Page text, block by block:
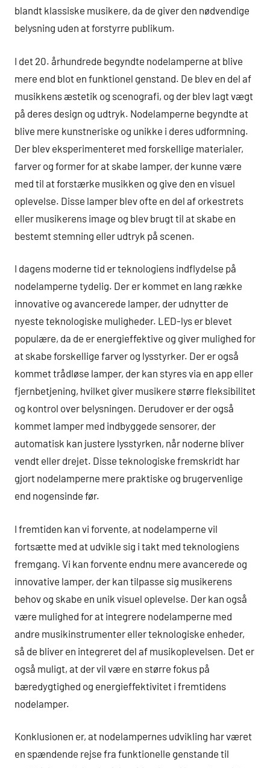
blandt klassiske musikere, da de giver den nødvendige
belysning uden at forstyrre publikum.
I det 20. århundrede begyndte nodelamperne at blive
mere end blot en funktionel genstand. De blev en del af
musikkens æstetik og scenografi, og der blev lagt vægt
på deres design og udtryk. Nodelamperne begyndte at
blive mere kunstneriske og unikke i deres udformning.
Der blev eksperimenteret med forskellige materialer,
farver og former for at skabe lamper, der kunne være
med til at forstærke musikken og give den en visuel
oplevelse. Disse lamper blev ofte en del af orkestrets
eller musikerens image og blev brugt til at skabe en
bestemt stemning eller udtryk på scenen.
I dagens moderne tid er teknologiens indflydelse på
nodelamperne tydelig. Der er kommet en lang række
innovative og avancerede lamper, der udnytter de
nyeste teknologiske muligheder. LED-lys er blevet
populære, da de er energieffektive og giver mulighed for
at skabe forskellige farver og lysstyrker. Der er også
kommet trådløse lamper, der kan styres via en app eller
fjernbetjening, hvilket giver musikere større fleksibilitet
og kontrol over belysningen. Derudover er der også
kommet lamper med indbyggede sensorer, der
automatisk kan justere lysstyrken, når noderne bliver
vendt eller drejet. Disse teknologiske fremskridt har
gjort nodelamperne mere praktiske og brugervenlige
end nogensinde før.
I fremtiden kan vi forvente, at nodelamperne vil
fortsætte med at udvikle sig i takt med teknologiens
fremgang. Vi kan forvente endnu mere avancerede og
innovative lamper, der kan tilpasse sig musikerens
behov og skabe en unik visuel oplevelse. Der kan også
være mulighed for at integrere nodelamperne med
andre musikinstrumenter eller teknologiske enheder,
så de bliver en integreret del af musikoplevelsen. Det er
også muligt, at der vil være en større fokus på
bæredygtighed og energieffektivitet i fremtidens
nodelamper.
Konklusionen er, at nodelampernes udvikling har været
en spændende rejse fra funktionelle genstande til